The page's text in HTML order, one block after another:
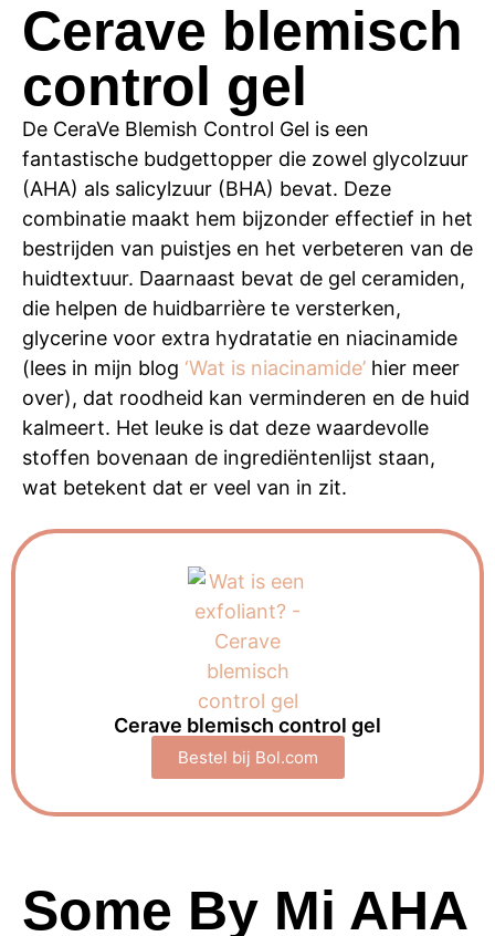
Cerave blemisch
control gel
De CeraVe Blemish Control Gel is een
fantastische budgettopper die zowel glycolzuur
(AHA) als salicylzuur (BHA) bevat. Deze
combinatie maakt hem bijzonder effectief in het
bestrijden van puistjes en het verbeteren van de
huidtextuur. Daarnaast bevat de gel ceramiden,
die helpen de huidbarrière te versterken,
glycerine voor extra hydratatie en niacinamide
(lees in mijn blog ‘Wat is niacinamide’ hier meer
over), dat roodheid kan verminderen en de huid
kalmeert. Het leuke is dat deze waardevolle
stoffen bovenaan de ingrediëntenlijst staan,
wat betekent dat er veel van in zit.
Cerave blemisch control gel
Bestel bij Bol.com
Some By Mi AHA